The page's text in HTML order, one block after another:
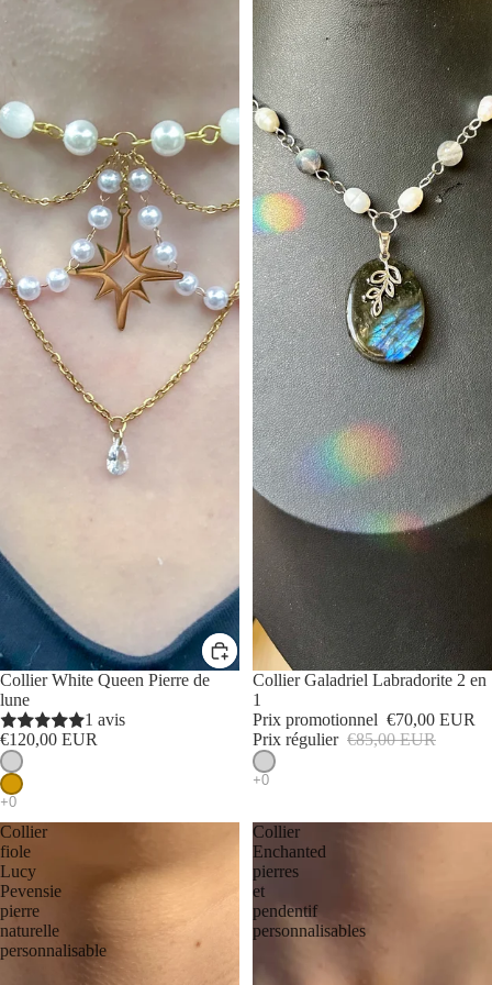
Collier White Queen Pierre de
lune
1 avis
€120,00 EUR
PROMOTION
Collier Galadriel Labradorite 2 en
1
Prix promotionnel €70,00 EUR
Prix régulier €85,00 EUR
Collier
fiole
Lucy
Pevensie
pierre
naturelle
personnalisable
Collier
Enchanted
pierres
et
pendentif
personnalisables